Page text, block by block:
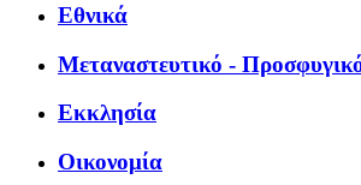
Εθνικά
Μεταναστευτικό -
Εκκλησία
Οικονομία